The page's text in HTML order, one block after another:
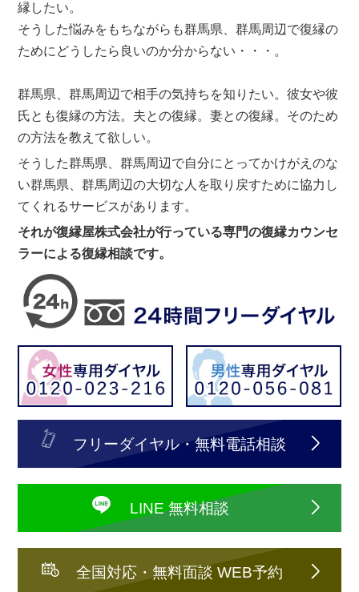
縁したい。
そうした悩みをもちながらも群馬県、群馬周辺で復縁の
ためにどうしたら良いのか分からない・・・。
群馬県、群馬周辺で相手の気持ちを知りたい。彼女や彼
氏とも復縁の方法。夫との復縁。妻との復縁。そのため
の方法を教えて欲しい。
そうした群馬県、群馬周辺で自分にとってかけがえのな
い群馬県、群馬周辺の大切な人を取り戻すために協力し
てくれるサービスがあります。
それが復縁屋株式会社が行っている専門の復縁カウンセ
ラーによる復縁相談です。
フリーダイヤル・無料電話相談
LINE 無料相談
全国対応・無料面談 WEB予約